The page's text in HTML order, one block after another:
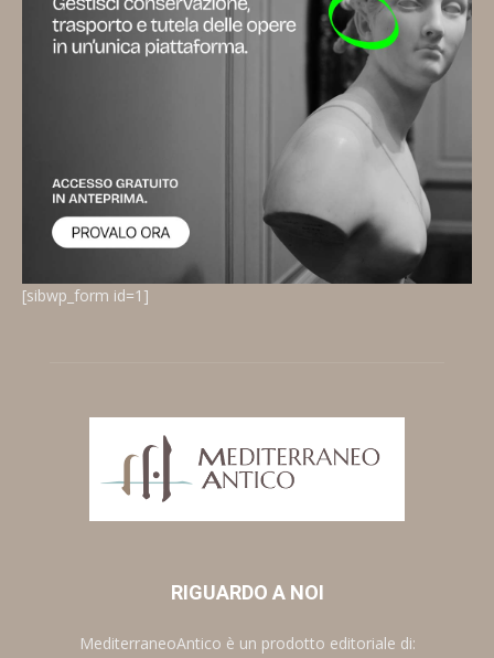
[sibwp_form id=1]
RIGUARDO A NOI
MediterraneoAntico è un prodotto editoriale di: